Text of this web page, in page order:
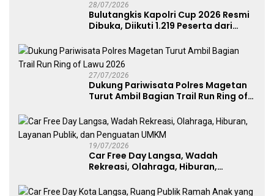
28/07/2026
Bulutangkis Kapolri Cup 2026 Resmi
Dibuka, Diikuti 1.219 Peserta dari
27/07/2026
Dukung Pariwisata Polres Magetan
Turut Ambil Bagian Trail Run Ring of
19/07/2026
Car Free Day Langsa, Wadah
Rekreasi, Olahraga, Hiburan,
UMKM